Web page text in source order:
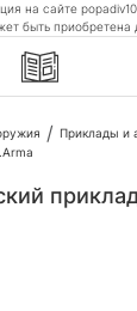
на сайте
быть приобретена
Приклады и